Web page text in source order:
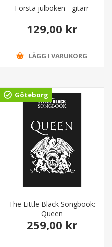
Första julboken - gitarr
129,00 kr
LÄGG I VARUKORG
Göteborg
The Little Black Songbook:
Queen
259,00 kr